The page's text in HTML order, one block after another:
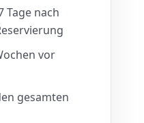
Tage nach
vor
gesamten